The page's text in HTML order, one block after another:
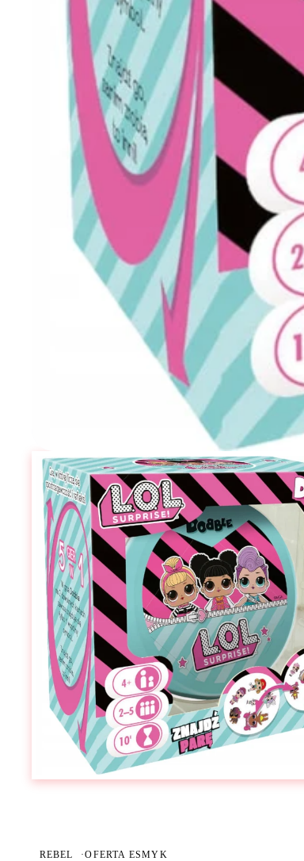
REBEL ·OFERTA ESMYK